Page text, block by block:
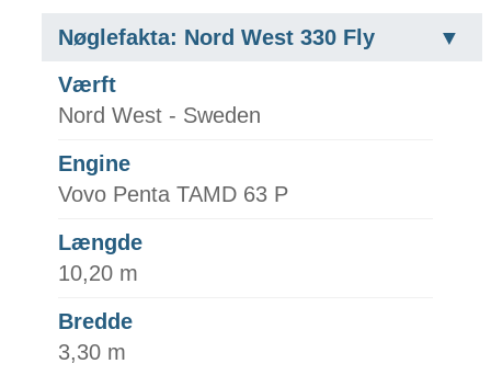
Nøglefakta: Nord West 330 Fly
Værft
Nord West - Sweden
Engine
Vovo Penta TAMD 63 P
Længde
10,20 m
Bredde
3,30 m